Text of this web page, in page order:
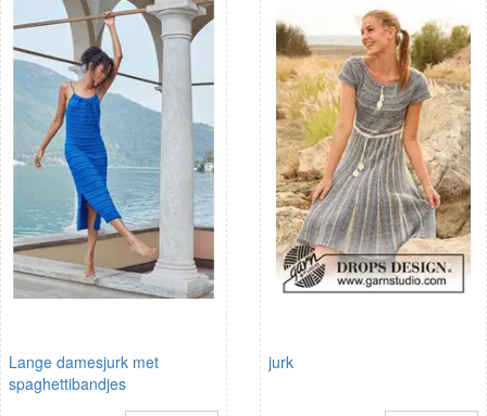
Lange damesjurk met
spaghettibandjes
jurk